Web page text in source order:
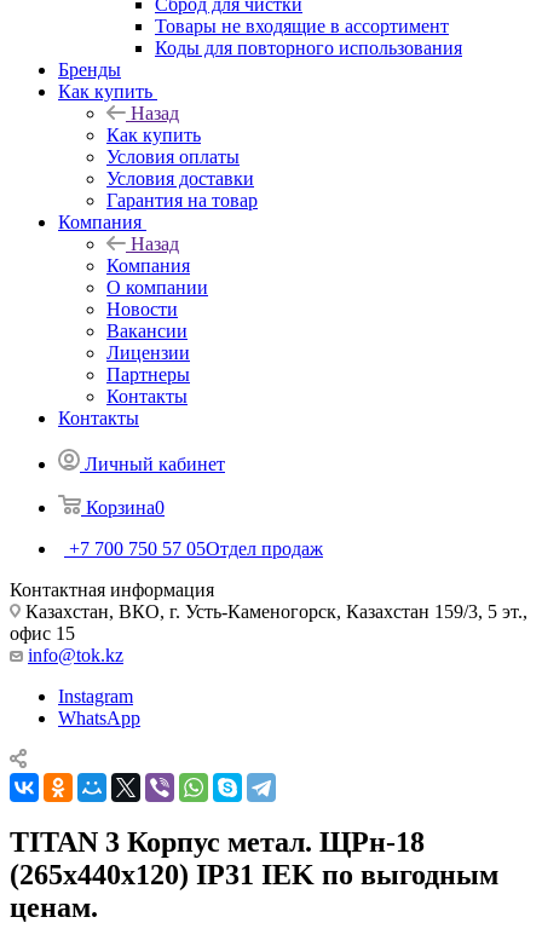
Сброд для чистки
Товары не входящие в ассортимент
Коды для повторного использования
Бренды
Как купить
Назад
Как купить
Условия оплаты
Условия доставки
Гарантия на товар
Компания
Назад
Компания
О компании
Новости
Вакансии
Лицензии
Партнеры
Контакты
Контакты
Личный кабинет
Корзина0
+7 700 750 57 05Отдел продаж
Контактная информация
Казахстан, ВКО, г. Усть-Каменогорск, Казахстан 159/3, 5 эт.,
офис 15
info@tok.kz
Instagram
WhatsApp
TITAN 3 Корпус метал. ЩРн-18
(265х440х120) IP31 IEK по выгодным
ценам.